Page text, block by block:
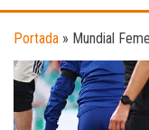
Portada » Mundial